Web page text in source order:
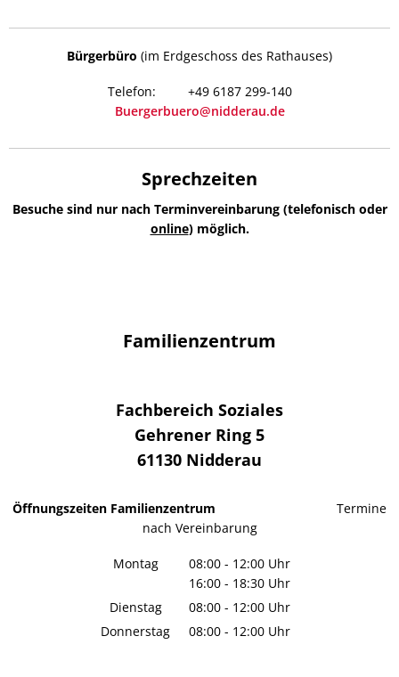
Bürgerbüro (im Erdgeschoss des Rathauses)
+49 6187 299-140
Buergerbuero@nidderau.de
Sprechzeiten
Besuche sind nur nach Terminvereinbarung (telefonisch oder
online) möglich.
Familienzentrum
Fachbereich Soziales
Gehrener Ring 5
61130 Nidderau
Öffnungszeiten Familienzentrum Termine
nach Vereinbarung
Montag 08:00 - 12:00 Uhr
Von 08:00 bis 12:00 Uhr
16:00 - 18:30 Uhr
Von 16:00 bis 18:30 Uhr
Dienstag 08:00 - 12:00 Uhr
Von 08:00 bis 12:00 Uhr
Donnerstag 08:00 - 12:00 Uhr